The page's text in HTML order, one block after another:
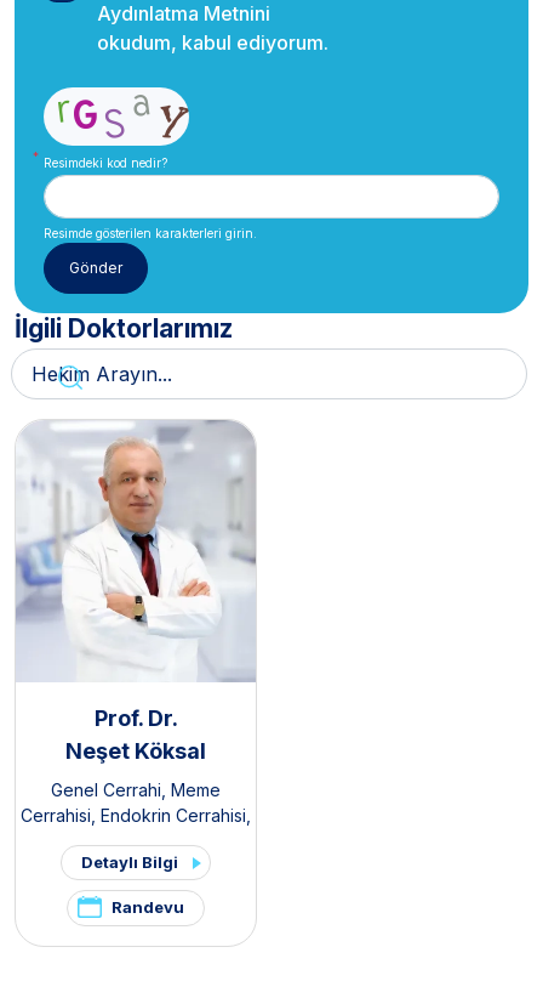
Aydınlatma Metnini
okudum, kabul ediyorum.
Resimdeki kod nedir?
Resimde gösterilen karakterleri girin.
İlgili Doktorlarımız
Prof. Dr.
Neşet Köksal
Genel Cerrahi, Meme
Cerrahisi, Endokrin Cerrahisi,
Gastroenteroloji Cerrahisi
Obezite Cerrahisi
Detaylı Bilgi
Randevu